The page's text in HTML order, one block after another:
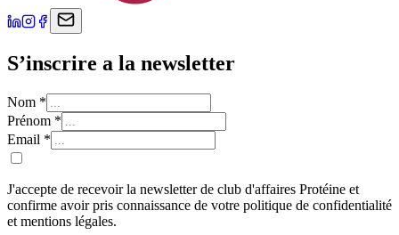
S’inscrire a la newsletter
Nom *
Prénom *
Email *
J'accepte de recevoir la newsletter de club d'affaires Protéine et
confirme avoir pris connaissance de votre politique de confidentialité
et mentions légales.